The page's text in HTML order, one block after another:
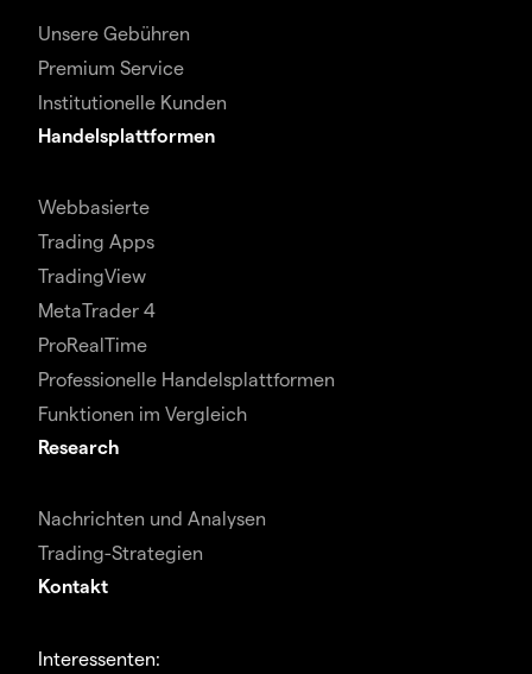
Unsere Gebühren
Premium Service
Institutionelle Kunden
Handelsplattformen
Webbasierte
Trading Apps
TradingView
MetaTrader 4
ProRealTime
Professionelle Handelsplattformen
Funktionen im Vergleich
Research
Nachrichten und Analysen
Trading-Strategien
Kontakt
Interessenten: